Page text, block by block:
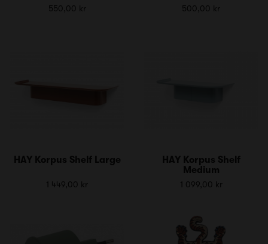
550,00 kr 500,00 kr
HAY Korpus Shelf Large
1 449,00 kr
HAY Korpus Shelf
Medium
1 099,00 kr